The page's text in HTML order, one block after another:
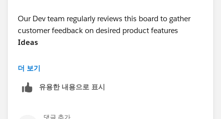
Our Dev team regularly reviews this board to gather
customer feedback on desired product features
Ideas
더 보기
유용한 내용으로 표시
댓글 추가